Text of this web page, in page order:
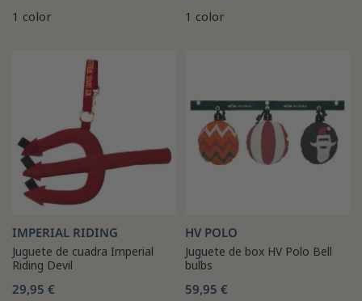
1 color
1 color
IMPERIAL RIDING
Juguete de cuadra Imperial
Riding Devil
29,95 €
HV POLO
Juguete de box HV Polo Bell
bulbs
59,95 €